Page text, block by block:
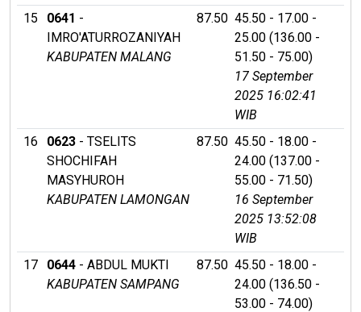
15
0641 -
IMRO'ATURROZANIYAH
KABUPATEN MALANG
87.50 45.50 - 17.00 -
25.00 (136.00 -
51.50 - 75.00)
17 September
2025 16:02:41
WIB
16
0623 - TSELITS
SHOCHIFAH
MASYHUROH
KABUPATEN LAMONGAN
87.50 45.50 - 18.00 -
24.00 (137.00 -
55.00 - 71.50)
16 September
2025 13:52:08
WIB
17
0644 - ABDUL MUKTI
KABUPATEN SAMPANG
87.50 45.50 - 18.00 -
24.00 (136.50 -
53.00 - 74.00)